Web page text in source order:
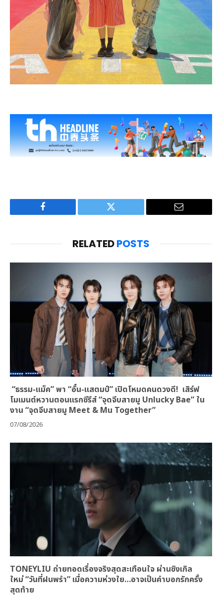
Facebook Twitter Email
RELATEDPOSTS
“ธรรม-แม็ค” พา “อั๋น-แสตมป์” เปิดโหมดคนดวงดี! เสิร์ฟ
โมเมนต์หวานตอนแรกซีรีส์ “จุดจีบสายมู Unlucky Bae” ใน
งาน “จุดจีบสายมู Meet & Mu Together”
07/08/2026
TONEYLIU ถ่ายทอดเรื่องจริงสุดสะเทือนใจ ผ่านซิงเกิล
ใหม่ “วันที่ฝนพรำ” เมื่อความห่วงใย…อาจเป็นคำบอกรักครั้ง
สุดท้าย